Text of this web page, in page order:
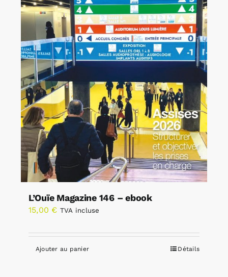
L’Ouïe Magazine 146 – ebook
15,00 € TVA incluse
Ajouter au panier Détails